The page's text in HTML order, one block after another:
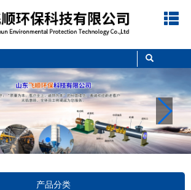
产品分类